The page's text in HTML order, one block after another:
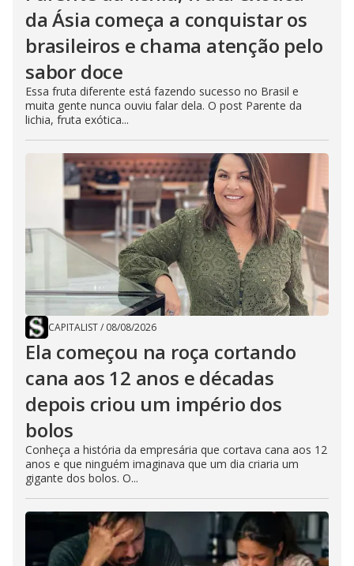
da Ásia começa a conquistar os
brasileiros e chama atenção pelo
sabor doce
Essa fruta diferente está fazendo sucesso no Brasil e
muita gente nunca ouviu falar dela. O post Parente da
lichia, fruta exótica...
CAPITALIST/ 08/08/2026
Ela começou na roça cortando
cana aos 12 anos e décadas
depois criou um império dos
bolos
Conheça a história da empresária que cortava cana aos 12
anos e que ninguém imaginava que um dia criaria um
gigante dos bolos. O...